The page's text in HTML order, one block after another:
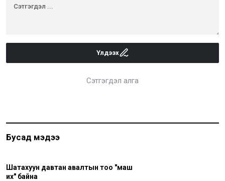
Үлдээх
Сэтгэгдэл алга
Бусад мэдээ
Шатахуун давтан авалтын тоо "маш
их" байна